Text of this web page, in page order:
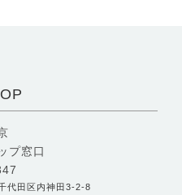
プ窓口
代田区内神田3-2-8